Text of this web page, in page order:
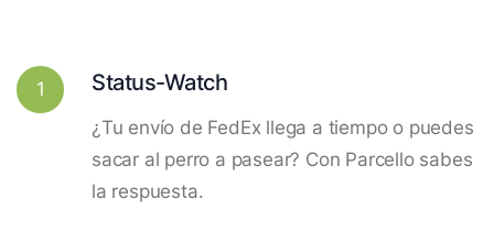
1 Status-Watch
¿Tu envío de FedEx llega a tiempo o puedes
sacar al perro a pasear? Con Parcello sabes
la respuesta.